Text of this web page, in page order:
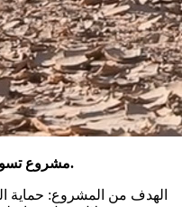
مشروع تسوير محمية سعد – جنوب الكويت.
الهدف من المشروع: حماية